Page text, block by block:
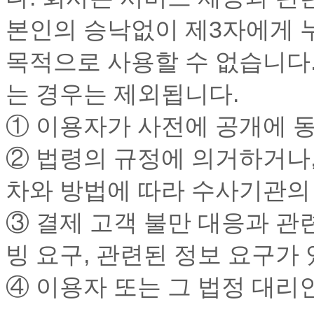
본인의 승낙없이 제3자에게
목적으로 사용할 수 없습니
는 경우는 제외됩니다.
① 이용자가 사전에 공개에
② 법령의 규정에 의거하거
차와 방법에 따라 수사기관
③ 결제 고객 불만 대응과 관
빙 요구, 관련된 정보 요구가
④ 이용자 또는 그 법정 대리